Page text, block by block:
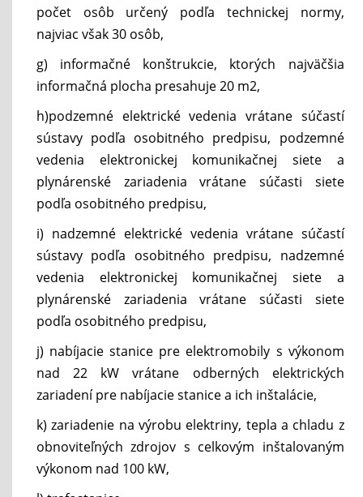
počet osôb určený podľa technickej normy,
najviac však 30 osôb,
g) informačné konštrukcie, ktorých najväčšia
informačná plocha presahuje 20 m2,
h)podzemné elektrické vedenia vrátane súčastí
sústavy podľa osobitného predpisu, podzemné
vedenia elektronickej komunikačnej siete a
plynárenské zariadenia vrátane súčasti siete
podľa osobitného predpisu,
i) nadzemné elektrické vedenia vrátane súčastí
sústavy podľa osobitného predpisu, nadzemné
vedenia elektronickej komunikačnej siete a
plynárenské zariadenia vrátane súčasti siete
podľa osobitného predpisu,
j) nabíjacie stanice pre elektromobily s výkonom
nad 22 kW vrátane odberných elektrických
zariadení pre nabíjacie stanice a ich inštalácie,
k) zariadenie na výrobu elektriny, tepla a chladu z
obnoviteľných zdrojov s celkovým inštalovaným
výkonom nad 100 kW,